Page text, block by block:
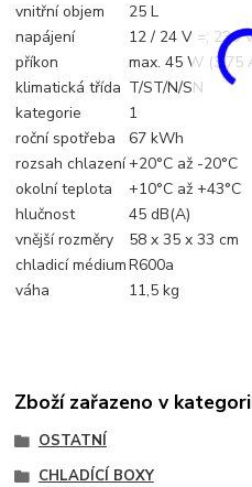
vnitřní objem
25 L
napájení
12 / 24 V =; 230
příkon
max. 45 W (3,75
klimatická třída T/ST/N/SN
kategorie
1
roční spotřeba
67 kWh
rozsah chlazení+20°C až -20°C
okolní teplota
+10°C až +43°C
hlučnost
45 dB(A)
vnější rozměry
58 x 35 x 33 cm
chladicí médiumR600a
váha
11,5 kg
Zboží zařazeno v
OSTATNÍ
CHLADÍCÍ BOXY